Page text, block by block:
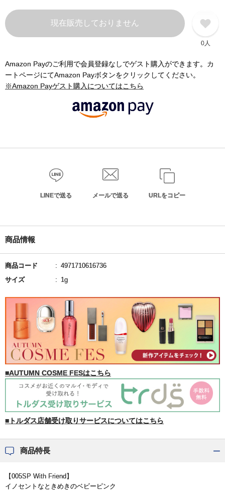
現在販売しておりません
0人
Amazon Payのご利用で会員登録なしでゲスト購入ができます。カ
ートページにてAmazon Payボタンをクリックしてください。
※Amazon Payゲスト購入についてはこちら
LINEで送る メールで送る URLをコピー
商品情報
商品コード
4971710616736
サイズ
1g
■AUTUMN COSME FESはこちら
■トルダス店舗受け取りサービスについてはこちら
商品特長
【005SP With Friend】
イノセントなときめきのベビーピンク